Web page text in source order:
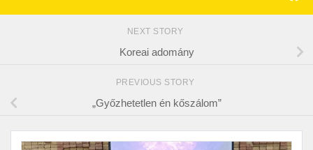
NEXT STORY
Koreai adomány
PREVIOUS STORY
„Győzhetetlen én kőszálom”